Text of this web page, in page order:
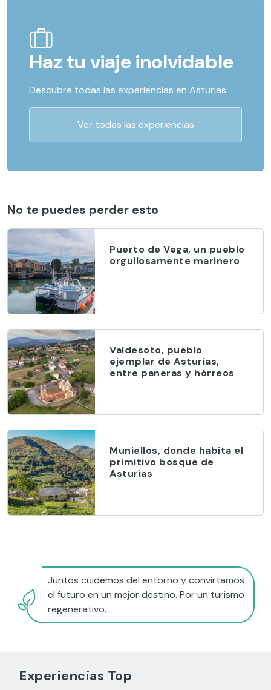
Haz tu viaje inolvidable
Descubre todas las experiencias en Asturias
Ver todas las experiencias
No te puedes perder esto
Puerto de Vega, un pueblo
orgullosamente marinero
Valdesoto, pueblo
ejemplar de Asturias,
entre paneras y hórreos
Muniellos, donde habita el
primitivo bosque de
Asturias
Juntos cuidemos del entorno y convirtamos
el futuro en un mejor destino. Por un turismo
regenerativo.
Experiencias Top